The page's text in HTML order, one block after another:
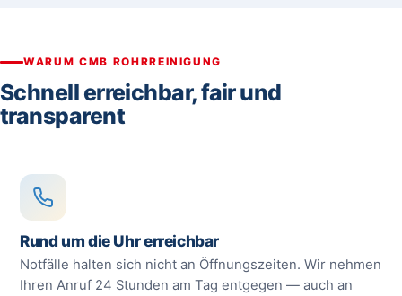
WARUM CMB ROHRREINIGUNG
Schnell erreichbar, fair und
transparent
Rund um die Uhr erreichbar
Notfälle halten sich nicht an Öffnungszeiten. Wir nehmen
Ihren Anruf 24 Stunden am Tag entgegen — auch an